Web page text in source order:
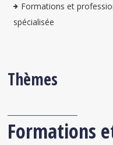
Formations et
spécialisée
Thèmes
Formations